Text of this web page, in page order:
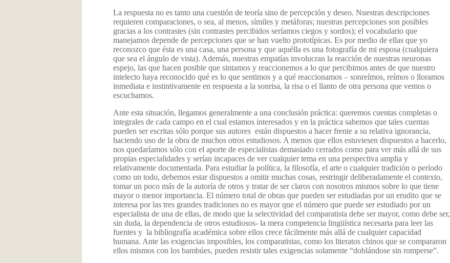
La respuesta no es tanto una cuestión de teoría sino de percepción y deseo. Nuestras descripciones
requieren comparaciones, o sea, al menos, símiles y metáforas; nuestras percepciones son posibles
gracias a los contrastes (sin contrastes percibidos seríamos ciegos y sordos); el vocabulario que
manejamos depende de percepciones que se han vuelto prototípicas. Es por medio de ellas que yo
reconozco que ésta es una casa, una persona y que aquélla es una fotografía de mi esposa (cualquiera
que sea el ángulo de vista). Además, nuestras empatías involucran la reacción de nuestras neuronas
espejo, las que hacen posible que sintamos y reaccionemos a lo que percibimos antes de que nuestro
intelecto haya reconocido qué es lo que sentimos y a qué reaccionamos – sonreímos, reímos o lloramos
inmediata e instintivamente en respuesta a la sonrisa, la risa o el llanto de otra persona que vemos o
escuchamos.
Ante esta situación, llegamos generalmente a una conclusión práctica: queremos cuentas completas o
integrales de cada campo en el cual estamos interesados y en la práctica sabemos que tales cuentas
pueden ser escritas sólo porque sus autores están dispuestos a hacer frente a su relativa ignorancia,
haciendo uso de la obra de muchos otros estudiosos. A menos que ellos estuviesen dispuestos a hacerlo,
nos quedaríamossólo con el aporte deespecialistas demasiado cerrados como para ver más allá de sus
propias especialidades y serían incapaces de ver cualquier tema en una perspectiva amplia y
relativamente documentada. Para estudiar la política, la filosofía, el arte o cualquier tradición o período
como un todo, debemos estar dispuestos a omitir muchas cosas, restringir deliberadamente el contexto,
tomar un poco más de la autoría de otros y tratar de ser claros con nosotros mismos sobre lo que tiene
mayor o menor importancia. El número total de obras que pueden ser estudiadas por un erudito que se
interesa por las tres grandes tradiciones no es mayor que el número que puede ser estudiado por un
especialista de una de ellas, de modo que la selectividad del comparatista debe ser mayor, como debe ser,
sin duda, la dependencia de otros estudiosos- la mera competencia lingüística necesaria para leer las
fuentes y la bibliografía académica sobre ellos crece fácilmente más allá de cualquier capacidad
humana. Ante las exigencias imposibles, los comparatistas, como los literatos chinos que se compararon
ellos mismos con los bambúes, pueden resistir tales exigencias solamente “doblándose sin romperse”.